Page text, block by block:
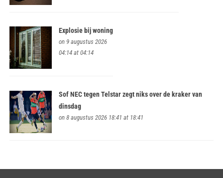
Explosie bij woning
on 9 augustus 2026
04:14 at 04:14
Sof NEC tegen Telstar zegt niks over de kraker van
dinsdag
on 8 augustus 2026 18:41 at 18:41